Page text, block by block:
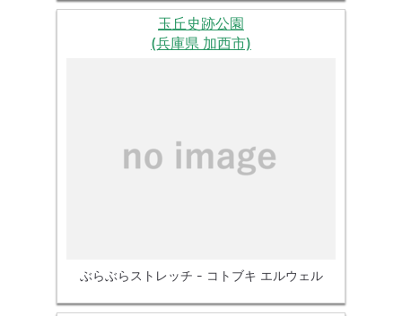
玉丘史跡公園
(兵庫県 加西市)
ぶらぶらストレッチ - コトブキ エルウェル